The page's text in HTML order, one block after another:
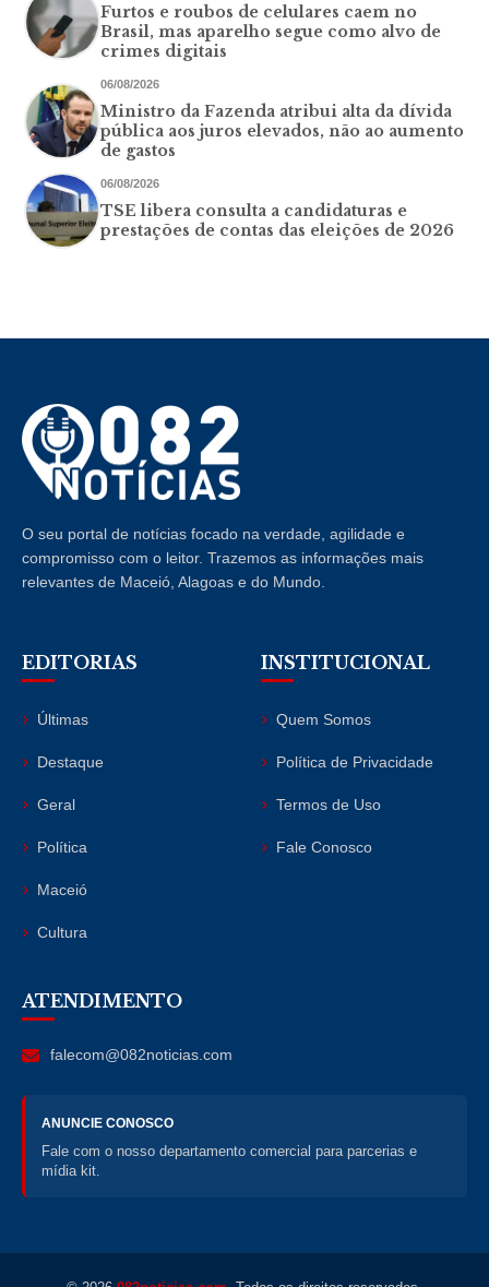
Furtos e roubos de celulares caem no
Brasil, mas aparelho segue como alvo de
crimes digitais
06/08/2026
Ministro da Fazenda atribui alta da dívida
pública aos juros elevados, não ao aumento
de gastos
06/08/2026
TSE libera consulta a candidaturas e
prestações de contas das eleições de 2026
O seu portal de notícias focado na verdade, agilidade e
compromisso com o leitor. Trazemos as informações mais
relevantes de Maceió, Alagoas e do Mundo.
EDITORIAS
Últimas
Destaque
Geral
Política
Maceió
Cultura
INSTITUCIONAL
Quem Somos
Política de Privacidade
Termos de Uso
Fale Conosco
ATENDIMENTO
falecom@082noticias.com
ANUNCIE CONOSCO
Fale com o nosso departamento comercial para parcerias e
mídia kit.